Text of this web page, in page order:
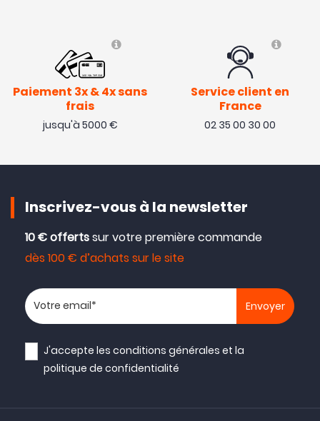
Paiement 3x & 4x sans
frais
jusqu'à 5000 €
Service client en
France
02 35 00 30 00
Inscrivez-vous à la newsletter
10 € offertssur votre première commande
dès 100 € d’achats sur le site
Votre adresse email
J'accepte lesconditions générales et la
politique de confidentialité